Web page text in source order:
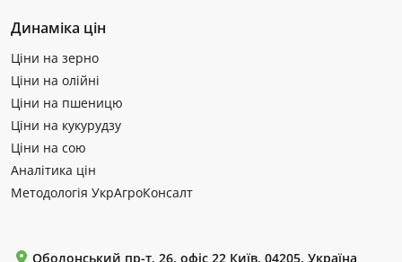
Динаміка цін
Ціни на зерно
Ціни на олійні
Ціни на пшеницю
Ціни на кукурудзу
Ціни на сою
Аналітика цін
Методологія УкрАгроКонсалт
Оболонський пр-т, 26, офіс 22 Київ, 04205, Україна